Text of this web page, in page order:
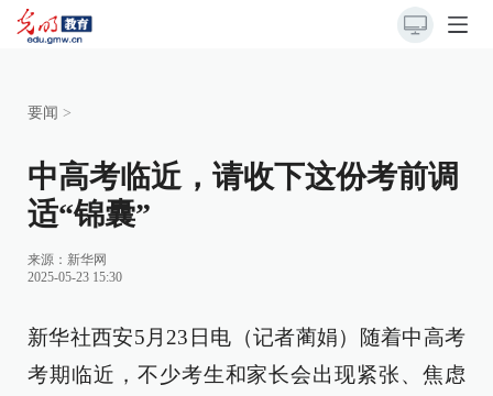
要闻 >
中高考临近，请收下这份考前调
适“锦囊”
来源： 新华网
2025-05-23 15:30
新华社西安5月23日电（记者蔺娟）随着中高考
考期临近，不少考生和家长会出现紧张、焦虑